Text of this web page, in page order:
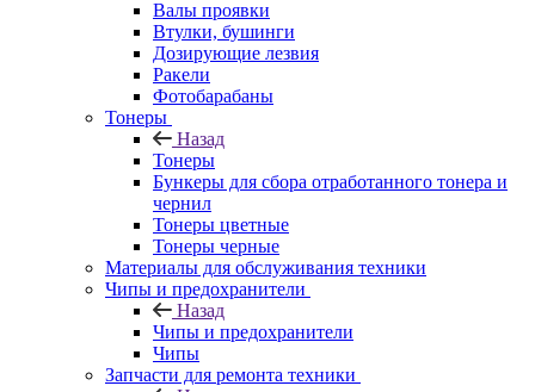
Валы проявки
Втулки, бушинги
Дозирующие лезвия
Ракели
Фотобарабаны
Тонеры
Назад
Тонеры
Бункеры для сбора отработанного тонера и
чернил
Тонеры цветные
Тонеры черные
Материалы для обслуживания техники
Чипы и предохранители
Назад
Чипы и предохранители
Чипы
Запчасти для ремонта техники